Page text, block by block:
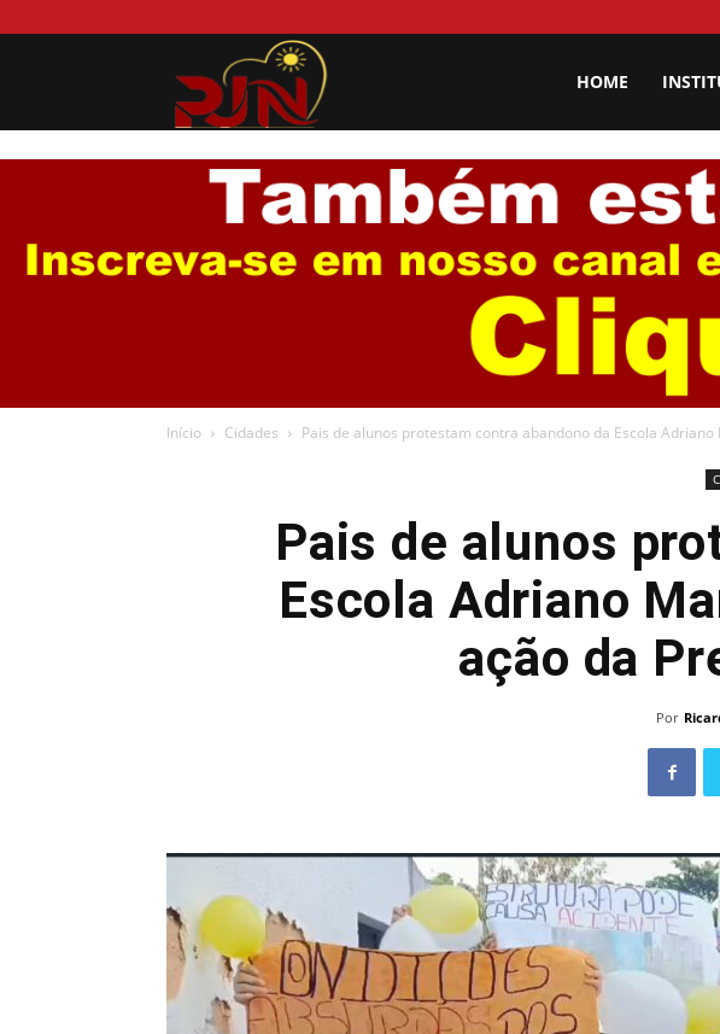
Jurema
News
HOME
Início Cidades Pais de alunos protestam contra abandono da Escola Adriano
Pais de alunos
Escola Adriano
ação da
Por